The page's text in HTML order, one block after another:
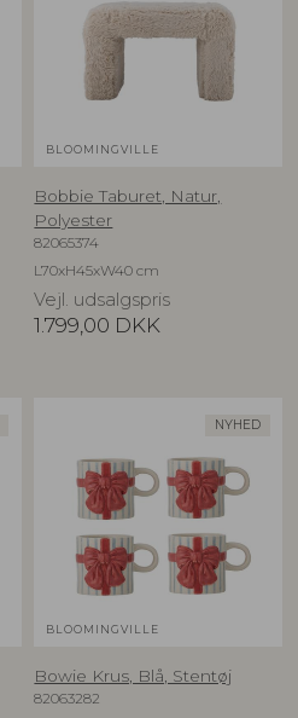
BLOOMINGVILLE
Bobbie Taburet, Natur,
Polyester
82065374
L70xH45xW40 cm
Vejl. udsalgspris
1.799,00 DKK
NYHED
BLOOMINGVILLE
Bowie Krus, Blå, Stentøj
82063282